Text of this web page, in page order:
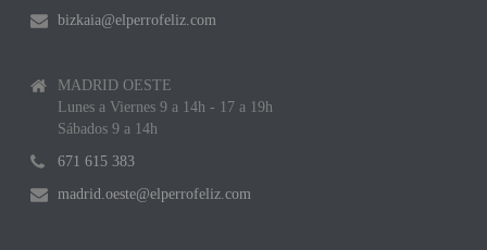
bizkaia@elperrofeliz.com
MADRID OESTE
Lunes a Viernes 9 a 14h - 17 a 19h
Sábados 9 a 14h
671 615 383
madrid.oeste@elperrofeliz.com